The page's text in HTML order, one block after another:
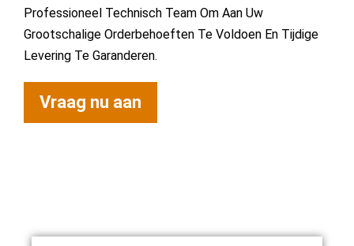
Professioneel Technisch Team Om Aan Uw
Grootschalige Orderbehoeften Te Voldoen En Tijdige
Levering Te Garanderen.
Vraag nu aan